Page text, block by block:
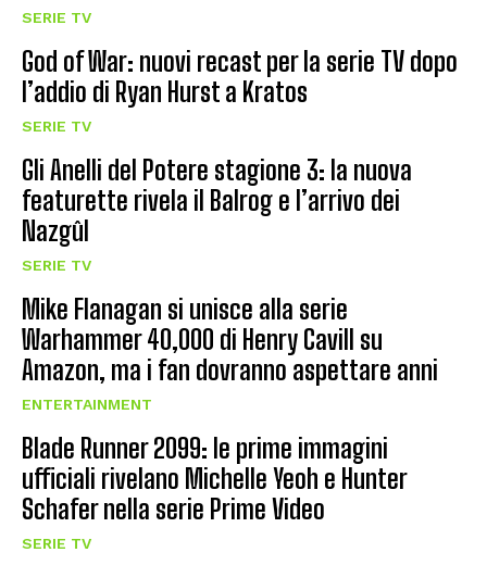
SERIE TV
God of War: nuovi recast per la serie TV dopo
l’addio di Ryan Hurst a Kratos
SERIE TV
Gli Anelli del Potere stagione 3: la nuova
featurette rivela il Balrog e l’arrivo dei
Nazgûl
SERIE TV
Mike Flanagan si unisce alla serie
Warhammer 40,000 di Henry Cavill su
Amazon, ma i fan dovranno aspettare anni
ENTERTAINMENT
Blade Runner 2099: le prime immagini
ufficiali rivelano Michelle Yeoh e Hunter
Schafer nella serie Prime Video
SERIE TV